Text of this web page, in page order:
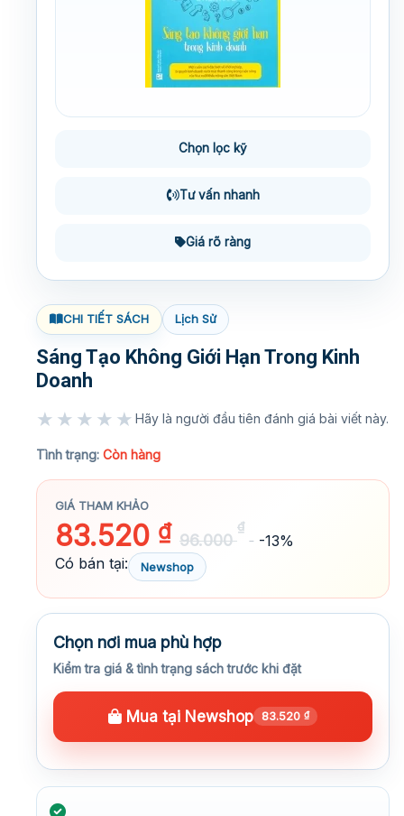
Chọn lọc kỹ
Tư vấn nhanh
Giá rõ ràng
CHI TIẾT SÁCH Lịch Sử
Sáng Tạo Không Giới Hạn Trong Kinh
Doanh
★★★★★ Hãy là người đầu tiên đánh giá bài viết này.
Tình trạng: Còn hàng
GIÁ THAM KHẢO
83.520 ₫ 96.000
₫
-13%
Có bán tại:
Newshop
Chọn nơi mua phù hợp
Kiểm tra giá & tình trạng sách trước khi đặt
Mua tại Newshop 83.520 ₫